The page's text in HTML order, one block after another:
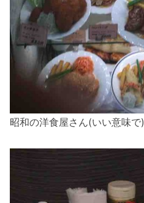
昭和の洋食屋さん(いい意味で)